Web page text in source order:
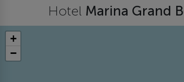
Hotel Marina Grand
+
−